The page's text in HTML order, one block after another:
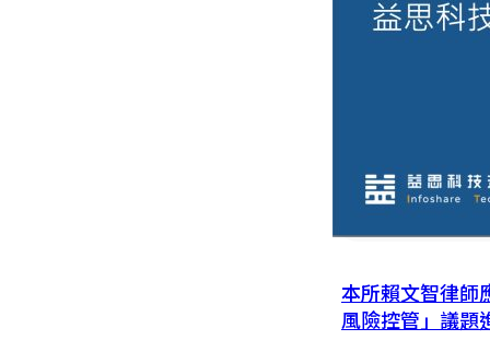
本所賴文智律師
風險控管」議題